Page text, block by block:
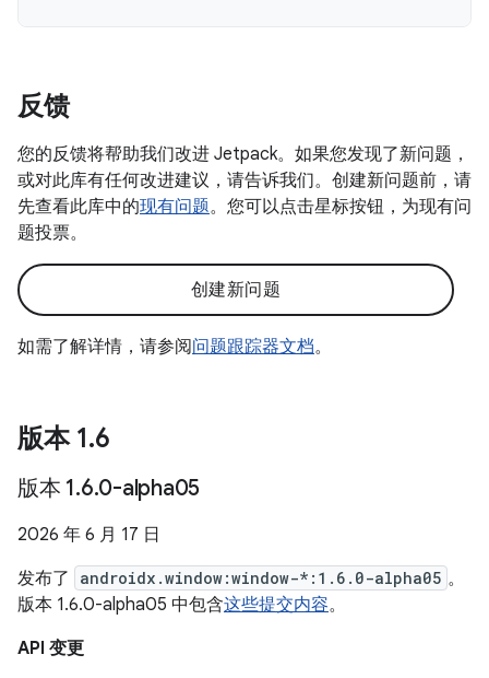
反馈
您的反馈将帮助我们改进 Jetpack。如果您发现了新问题，
或对此库有任何改进建议，请告诉我们。创建新问题前，请
先查看此库中的现有问题。您可以点击星标按钮，为现有问
题投票。
创建新问题
如需了解详情，请参阅问题跟踪器文档。
版本 1.6
版本 1.6.0-alpha05
2026 年 6 月 17 日
发布了
androidx.window:window-*:1.6.0-alpha05 。
版本 1.6.0-alpha05 中包含这些提交内容。
API 变更